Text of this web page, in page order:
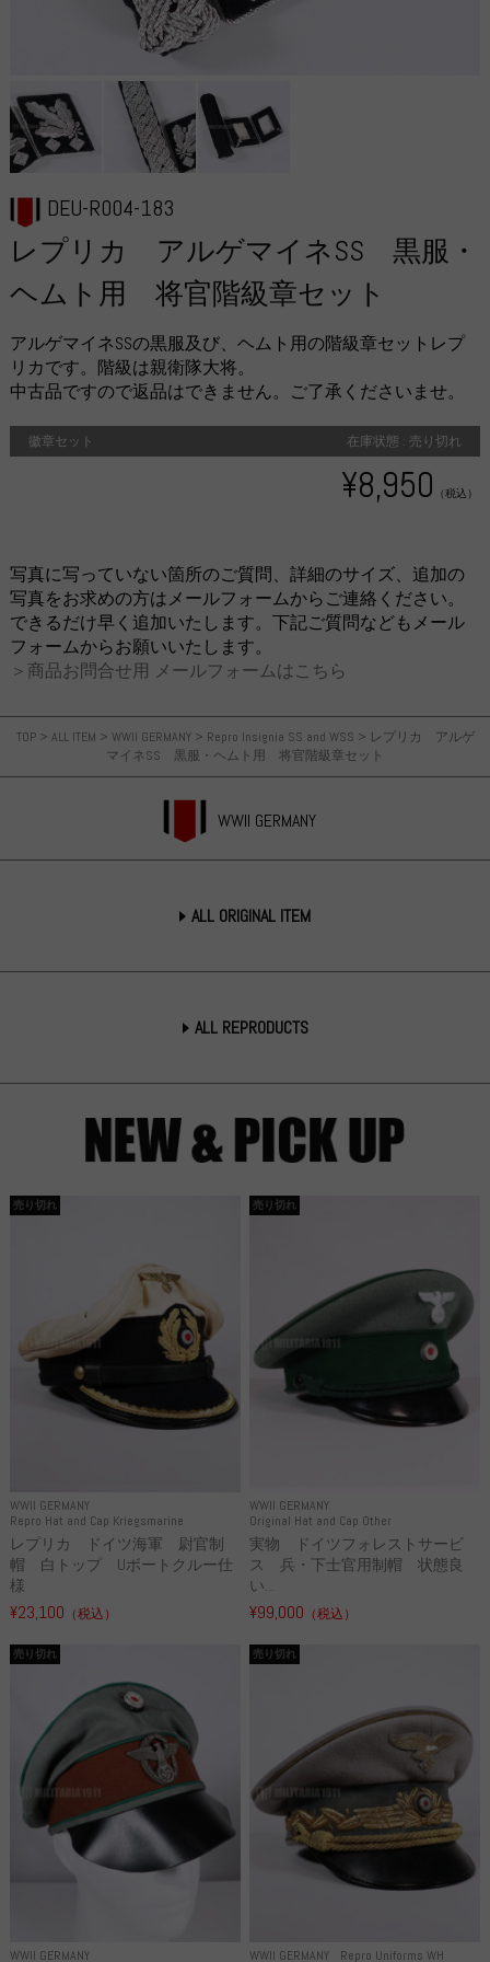
TOP> ALL ITEM > WWII GERMANY> Repro Insignia SS and WSS > レプリカ アルゲ
マイネSS 黒服・ヘムト用 将官階級章セット
WWII GERMANY
ALL ORIGINAL ITEM
ALL REPRODUCTS
DEU-R004-183
レプリカ アルゲマイネSS 黒服・
ヘムト用 将官階級章セット
アルゲマイネSSの黒服及び、ヘムト用の階級章セットレプ
リカです。階級は親衛隊大将。
中古品ですので返品はできません。ご了承くださいませ。
徽章セット 在庫状態 : 売り切れ
¥8,950 （税込）
写真に写っていない箇所のご質問、詳細のサイズ、追加の
写真をお求めの方はメールフォームからご連絡ください。
できるだけ早く追加いたします。下記ご質問などもメール
フォームからお願いいたします。
＞商品お問合せ用 メールフォームはこちら
WWII GERMANY
Repro Hat and Cap Kriegsmarine
売り切れ
レプリカ ドイツ海軍 尉官制
帽 白トップ Uボートクルー仕
様
¥23,100 （税込）
WWII GERMANY
Original Hat and Cap Other
売り切れ
実物 ドイツフォレストサービ
ス 兵・下士官用制帽 状態良
い...
¥99,000 （税込）
WWII GERMANY
売り切れ
WWII GERMANY Repro Uniforms WH
売り切れ